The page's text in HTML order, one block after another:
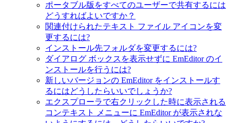
ポータブル版をすべてのユーザーで共有するには
どうすればよいですか？
関連付けられたテキスト ファイル アイコンを変
更するには?
インストール先フォルダを変更するには?
ダイアログ ボックスを表示せずに EmEditor のイ
ンストールを行うには?
新しいバージョンの EmEditor をインストールす
るにはどうしたらいいでしょうか?
エクスプローラで右クリックした時に表示される
コンテキスト メニューに EmEditor が表示されな